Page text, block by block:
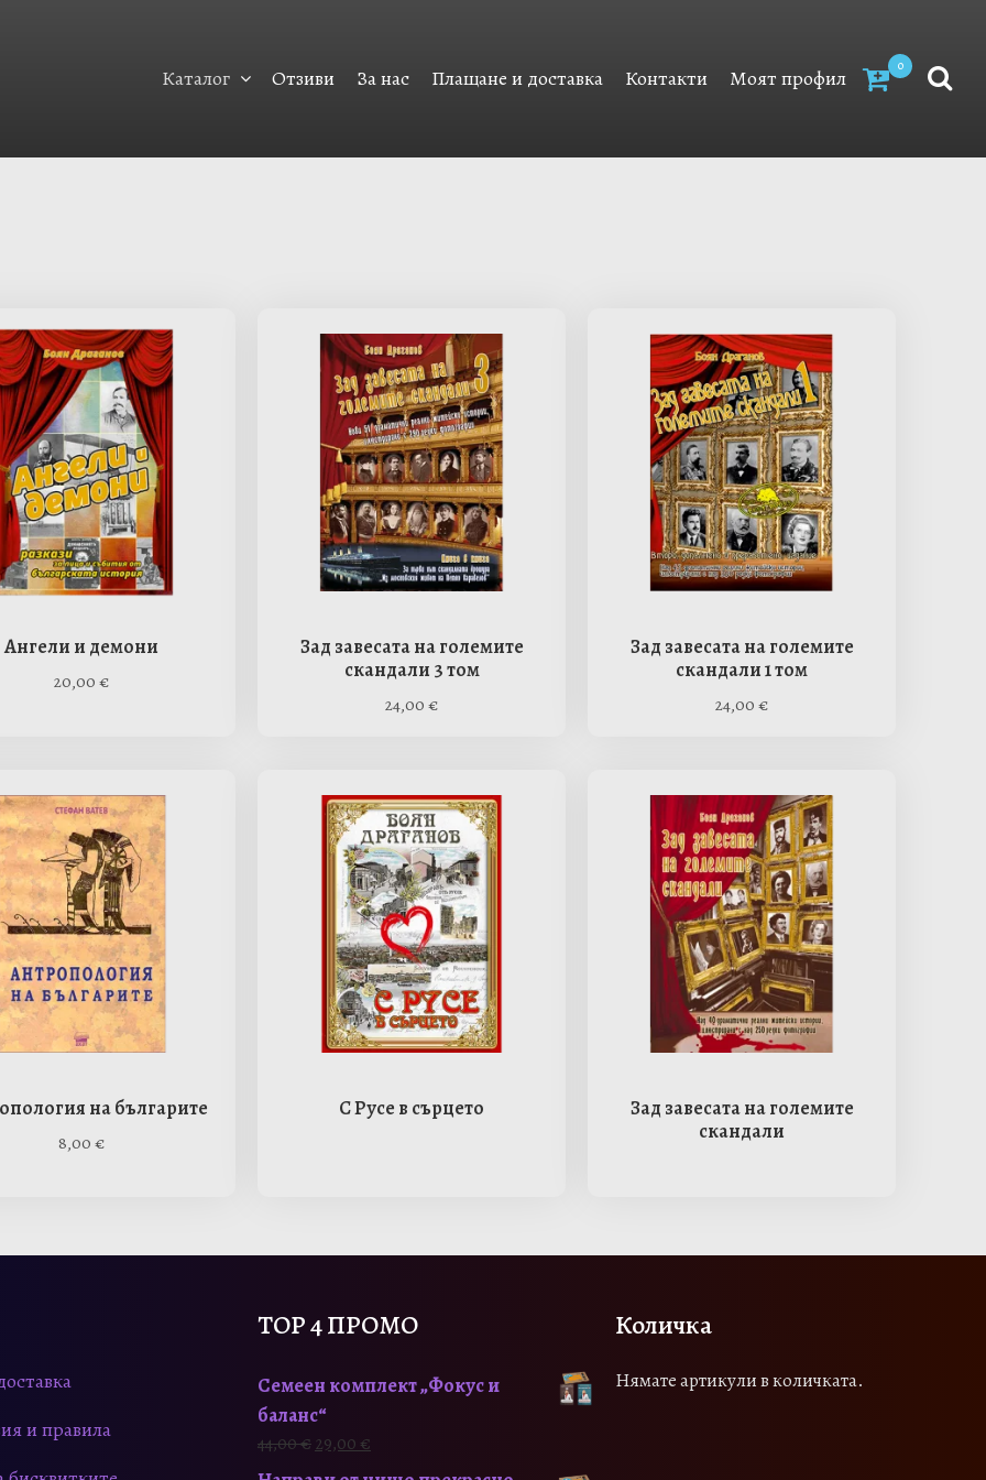
Каталог Отзиви За нас Плащане и доставка Контакти Моят профил 0
Ангели и демони
20,00€
Зад завесата на големите
скандали 3 том
24,00€
Зад завесата на големите
скандали 1 том
24,00€
на българите
8,00€
С Русе в сърцето
Зад завесата на големите
скандали
и правила
TOP 4 ПРОМО
Семеен комплект „Фокус и
баланс“
44,00€O
29,00 €
Количка
Нямате артикули в количката.